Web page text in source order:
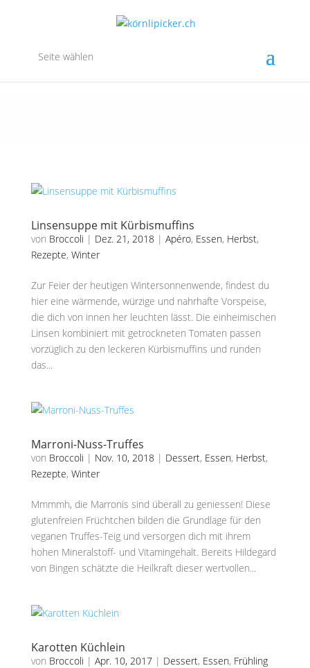
Seite wählen
Linsensuppe mit Kürbismuffins
von Broccoli | Dez. 21, 2018 | Apéro, Essen, Herbst,
Rezepte, Winter
Zur Feier der heutigen Wintersonnenwende, findest du
hier eine wärmende, würzige und nahrhafte Vorspeise,
die dich von innen her leuchten lässt. Die einheimischen
Linsen kombiniert mit getrockneten Tomaten passen
vorzüglich zu den leckeren Kürbismuffins und runden
das...
Marroni-Nuss-Truffes
von Broccoli | Nov. 10, 2018 | Dessert, Essen, Herbst,
Rezepte, Winter
Mmmmh, die Marronis sind überall zu geniessen! Diese
glutenfreien Früchtchen bilden die Grundlage für den
veganen Truffes-Teig und versorgen dich mit ihrem
hohen Mineralstoff- und Vitamingehalt. Bereits Hildegard
von Bingen schätzte die Heilkraft dieser wertvollen...
Karotten Küchlein
von Broccoli | Apr. 10, 2017| Dessert, Essen, Frühling